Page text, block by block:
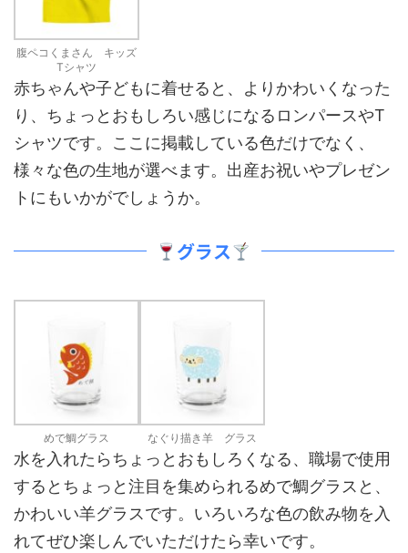
腹ペコくまさん キッズ
Tシャツ
赤ちゃんや子どもに着せると、よりかわいくなった
り、ちょっとおもしろい感じになるロンパースやT
シャツです。ここに掲載している色だけでなく、
様々な色の生地が選べます。出産お祝いやプレゼン
トにもいかがでしょうか。
グラス
めで鯛グラス なぐり描き羊 グラス
水を入れたらちょっとおもしろくなる、職場で使用
するとちょっと注目を集められるめで鯛グラスと、
かわいい羊グラスです。いろいろな色の飲み物を入
れてぜひ楽しんでいただけたら幸いです。